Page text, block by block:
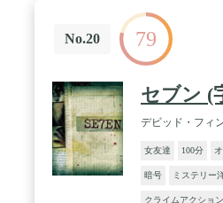
No.20 79
セブン (
デビッド・フィ
女友達 100分
暗号 ミステリー
クライムアクション